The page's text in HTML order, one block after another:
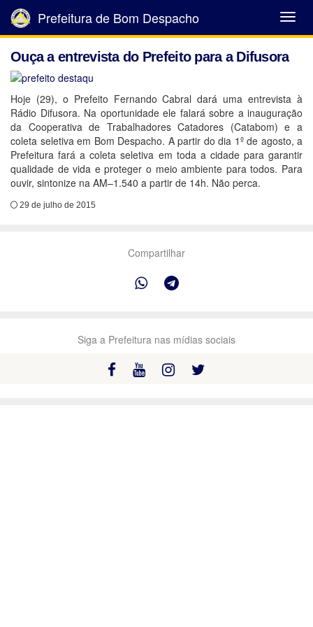
Abrir
Menu
Prefeitura de Bom Despacho
Ouça a entrevista do Prefeito para a Difusora
Hoje (29), o Prefeito Fernando Cabral dará uma entrevista à
Rádio Difusora. Na oportunidade ele falará sobre a inauguração
da Cooperativa de Trabalhadores Catadores (Catabom) e a
coleta seletiva em Bom Despacho. A partir do dia 1º de agosto, a
Prefeitura fará a coleta seletiva em toda a cidade para garantir
qualidade de vida e proteger o meio ambiente para todos. Para
ouvir, sintonize na AM–1.540 a partir de 14h. Não perca.
29 de julho de 2015
Compartilhar
Siga a Prefeitura nas mídias sociais